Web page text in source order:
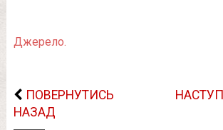
Джерело.
ПОВЕРНУТИСЬ
НАЗАД